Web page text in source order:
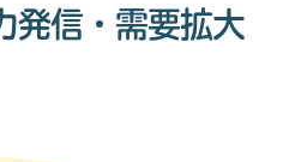
発信・需要拡大